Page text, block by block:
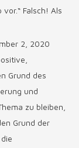
Falsch! Als
2, 2020
Grund des
und
zu bleiben,
Grund der